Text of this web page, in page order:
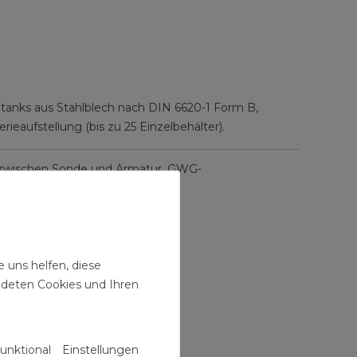
aus Stahlblech nach DIN 6620-1 Form B,
(bis zu 25 Einzelbehälter).
Sonde und Armatur. GWG-
uns helfen, diese
Cookies und Ihren
Einstellungen